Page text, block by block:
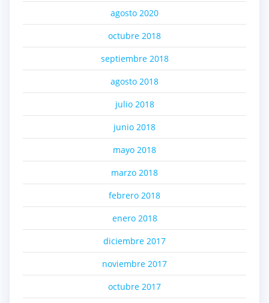
agosto 2020
octubre 2018
septiembre 2018
agosto 2018
julio 2018
junio 2018
mayo 2018
marzo 2018
febrero 2018
enero 2018
diciembre 2017
noviembre 2017
octubre 2017